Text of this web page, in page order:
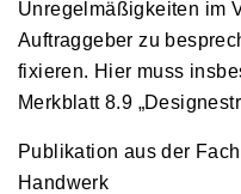
Unregelmäßigkeiten im
Auftraggeber zu
fixieren. Hier muss
Merkblatt 8.9
Publikation aus der
Handwerk